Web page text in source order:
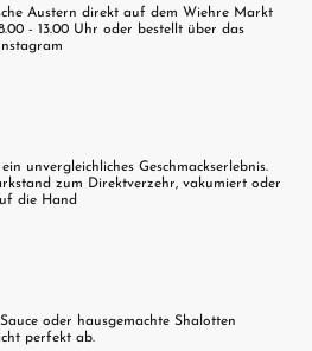
Austern direkt auf dem Wiehre Markt
- 13.00 Uhr oder bestellt über das
unvergleichliches Geschmackserlebnis.
zum Direktverzehr, vakumiert oder
die Hand
oder hausgemachte Shalotten
perfekt ab.